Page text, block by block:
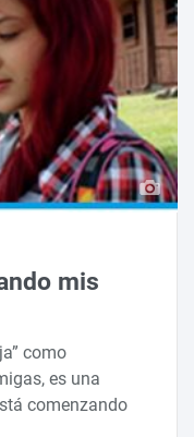
mis
como
es una
comenzando